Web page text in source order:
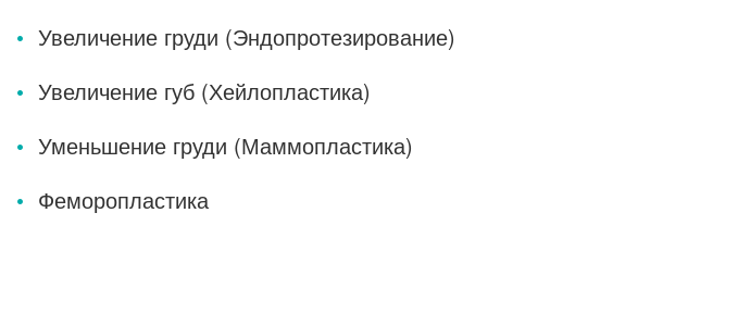
Увеличение груди (Эндопротезирование)
Увеличение губ (Хейлопластика)
Уменьшение груди (Маммопластика)
Феморопластика